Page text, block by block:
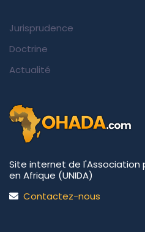
Jurisprudence
Doctrine
Actualité
Site internet de l'Association
en Afrique (UNIDA)
Contactez-nous